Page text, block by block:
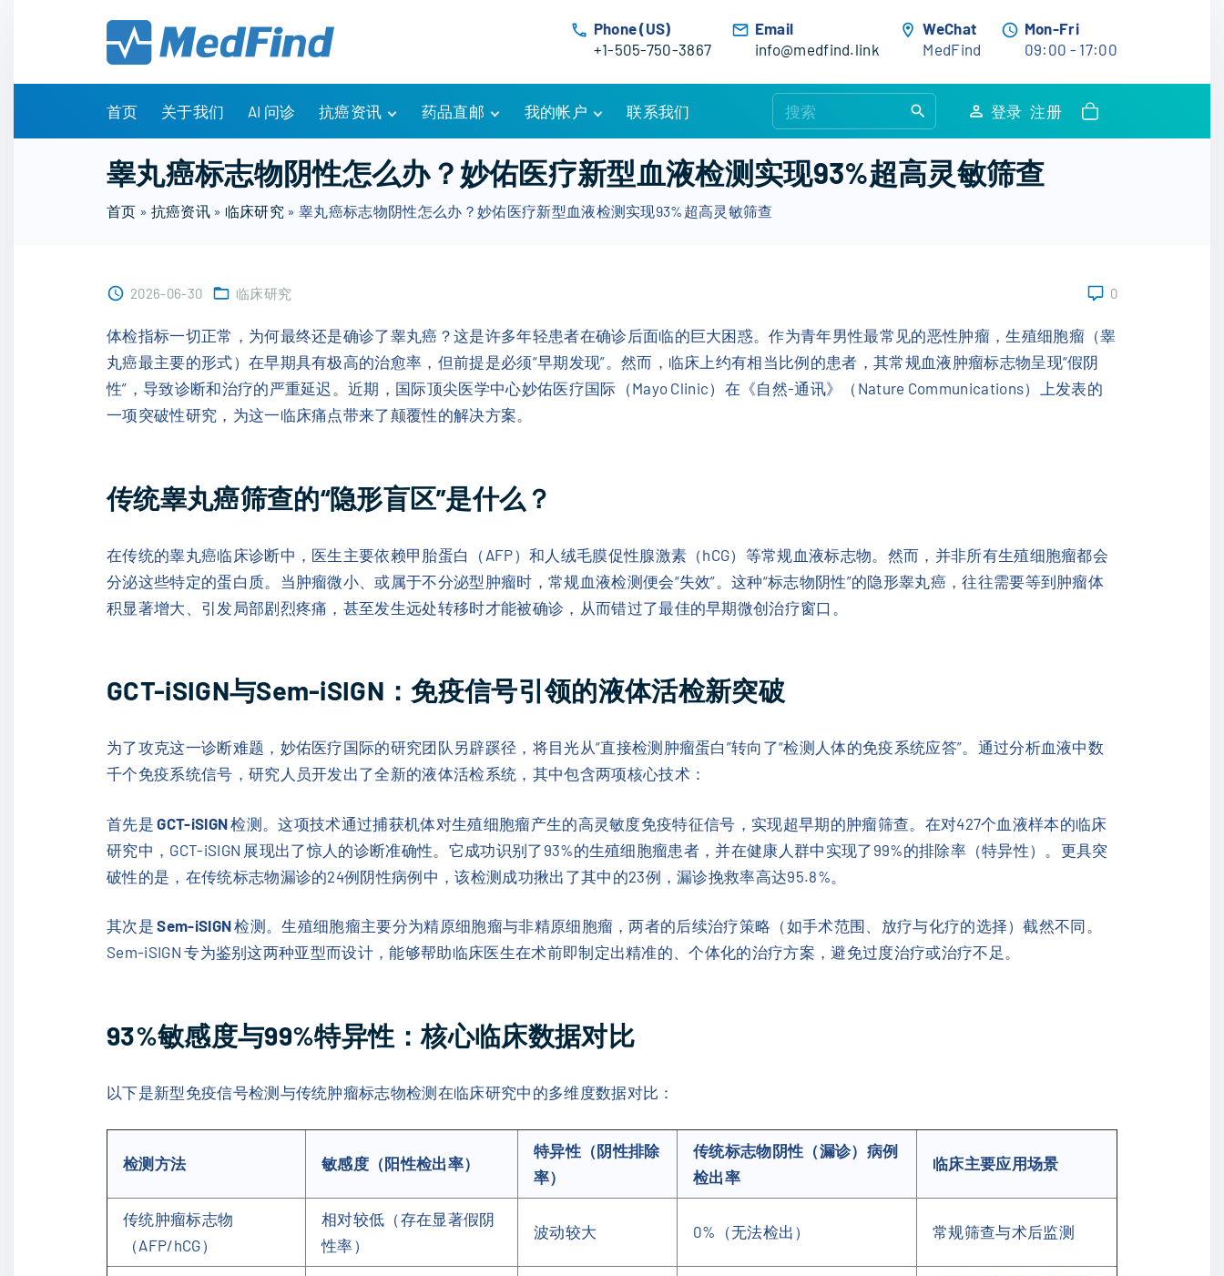
Phone (US)
+1-505-750-3867
Email
info@medfind.link
WeChat
MedFind
Mon-Fri
09:00 - 17:00
首页 关于我们 AI 问诊 抗癌资讯
有问有答
诊疗指南
药物信息
药品直邮
购物车
订单追踪
优惠活动
我的帐户
账户详情
我的订单
联系我们
e
r
:
登录 注册
睾丸癌标志物阴性怎么办？妙佑医疗新型血液检测实现93%超高灵敏筛查
首页 » 抗癌资讯» 临床研究 »睾丸癌标志物阴性怎么办？妙佑医疗新型血液检测实现93%超高灵敏筛查
2026-06-30 临床研究 0
体检指标一切正常，为何最终还是确诊了睾丸癌？这是许多年轻患者在确诊后面临的巨大困惑。作为青年男性最常见的恶性肿瘤，生殖细胞瘤（睾
丸癌最主要的形式）在早期具有极高的治愈率，但前提是必须“早期发现”。然而，临床上约有相当比例的患者，其常规血液肿瘤标志物呈现“假阴
性”，导致诊断和治疗的严重延迟。近期，国际顶尖医学中心妙佑医疗国际（Mayo Clinic）在《自然-通讯》（Nature Communications）上发表的
一项突破性研究，为这一临床痛点带来了颠覆性的解决方案。
传统睾丸癌筛查的“隐形盲区”是什么？
在传统的睾丸癌临床诊断中，医生主要依赖甲胎蛋白（AFP）和人绒毛膜促性腺激素（hCG）等常规血液标志物。然而，并非所有生殖细胞瘤都会
分泌这些特定的蛋白质。当肿瘤微小、或属于不分泌型肿瘤时，常规血液检测便会“失效”。这种“标志物阴性”的隐形睾丸癌，往往需要等到肿瘤体
积显著增大、引发局部剧烈疼痛，甚至发生远处转移时才能被确诊，从而错过了最佳的早期微创治疗窗口。
GCT-iSIGN与Sem-iSIGN：免疫信号引领的液体活检新突破
为了攻克这一诊断难题，妙佑医疗国际的研究团队另辟蹊径，将目光从“直接检测肿瘤蛋白”转向了“检测人体的免疫系统应答”。通过分析血液中数
千个免疫系统信号，研究人员开发出了全新的液体活检系统，其中包含两项核心技术：
首先是GCT-iSIGN检测。这项技术通过捕获机体对生殖细胞瘤产生的高灵敏度免疫特征信号，实现超早期的肿瘤筛查。在对427个血液样本的临床
研究中，GCT-iSIGN 展现出了惊人的诊断准确性。它成功识别了93%的生殖细胞瘤患者，并在健康人群中实现了99%的排除率（特异性）。更具突
破性的是，在传统标志物漏诊的24例阴性病例中，该检测成功揪出了其中的23例，漏诊挽救率高达95.8%。
其次是Sem-iSIGN检测。生殖细胞瘤主要分为精原细胞瘤与非精原细胞瘤，两者的后续治疗策略（如手术范围、放疗与化疗的选择）截然不同。
Sem-iSIGN 专为鉴别这两种亚型而设计，能够帮助临床医生在术前即制定出精准的、个体化的治疗方案，避免过度治疗或治疗不足。
93%敏感度与99%特异性：核心临床数据对比
以下是新型免疫信号检测与传统肿瘤标志物检测在临床研究中的多维度数据对比：
检测方法 敏感度（阳性检出率）
特异性（阴性排除
率）
传统标志物阴性（漏诊）病例
检出率
临床主要应用场景
传统肿瘤标志物
（AFP/hCG）
相对较低（存在显著假阴
性率）
波动较大 0%（无法检出） 常规筛查与术后监测